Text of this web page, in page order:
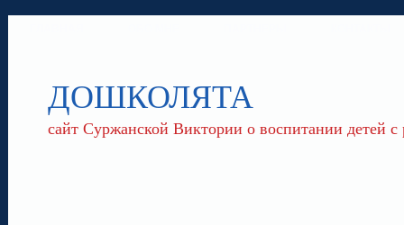
ДОШКОЛЯТА
сайт Суржанской Виктории о воспитании детей